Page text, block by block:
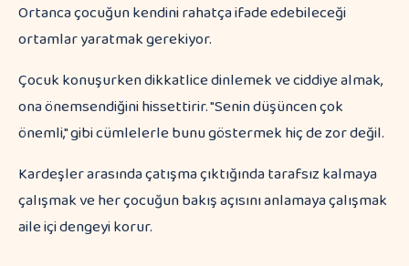
Ortanca çocuğun kendini rahatça ifade edebileceği
ortamlar yaratmak gerekiyor.
Çocuk konuşurken dikkatlice dinlemek ve ciddiye almak,
ona önemsendiğini hissettirir. "Senin düşüncen çok
önemli," gibi cümlelerle bunu göstermek hiç de zor değil.
Kardeşler arasında çatışma çıktığında tarafsız kalmaya
çalışmak ve her çocuğun bakış açısını anlamaya çalışmak
aile içi dengeyi korur.